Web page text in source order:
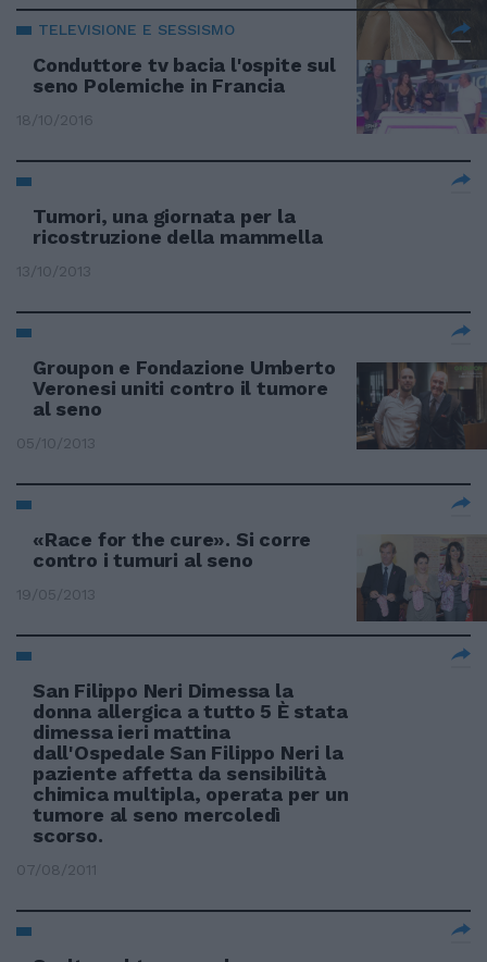
TELEVISIONE E SESSISMO
Conduttore tv bacia l'ospite sul
seno Polemiche in Francia
18/10/2016
Tumori, una giornata per la
ricostruzione della mammella
13/10/2013
Groupon e Fondazione Umberto
Veronesi uniti contro il tumore
al seno
05/10/2013
«Race for the cure». Si corre
contro i tumuri al seno
19/05/2013
San Filippo Neri Dimessa la
donna allergica a tutto 5 È stata
dimessa ieri mattina
dall'Ospedale San Filippo Neri la
paziente affetta da sensibilità
chimica multipla, operata per un
tumore al seno mercoledì
scorso.
07/08/2011